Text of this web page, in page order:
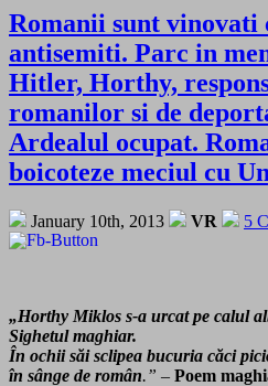
Romanii sunt vinovati
antisemiti. Parc in
Hitler, Horthy,
romanilor si de
Ardealul ocupat.
boicoteze meciul cu
January 10th, 2013 VR 5
„Horthy Miklos s-a urcat pe calul
Sighetul maghiar.
În ochii săi sclipea bucuria căci
în sânge de român.” – Poem